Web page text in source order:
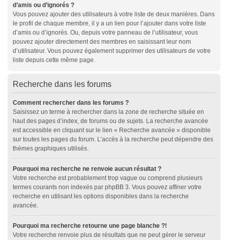
d’amis ou d’ignorés ?
Vous pouvez ajouter des utilisateurs à votre liste de deux manières. Dans
le profil de chaque membre, il y a un lien pour l’ajouter dans votre liste
d’amis ou d’ignorés. Ou, depuis votre panneau de l’utilisateur, vous
pouvez ajouter directement des membres en saisissant leur nom
d’utilisateur. Vous pouvez également supprimer des utilisateurs de votre
liste depuis cette même page.
Recherche dans les forums
Comment rechercher dans les forums ?
Saisissez un terme à rechercher dans la zone de recherche située en
haut des pages d’index, de forums ou de sujets. La recherche avancée
est accessible en cliquant sur le lien « Recherche avancée » disponible
sur toutes les pages du forum. L’accès à la recherche peut dépendre des
thèmes graphiques utilisés.
Pourquoi ma recherche ne renvoie aucun résultat ?
Votre recherche est probablement trop vague ou comprend plusieurs
termes courants non indexés par phpBB 3. Vous pouvez affiner votre
recherche en utilisant les options disponibles dans la recherche
avancée.
Pourquoi ma recherche retourne une page blanche ?!
Votre recherche renvoie plus de résultats que ne peut gérer le serveur